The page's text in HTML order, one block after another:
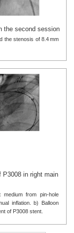
the second session
the stenosis of 8.4 mm
in right main
from pin-hole
inflation. b) Balloon
of P3008 stent.